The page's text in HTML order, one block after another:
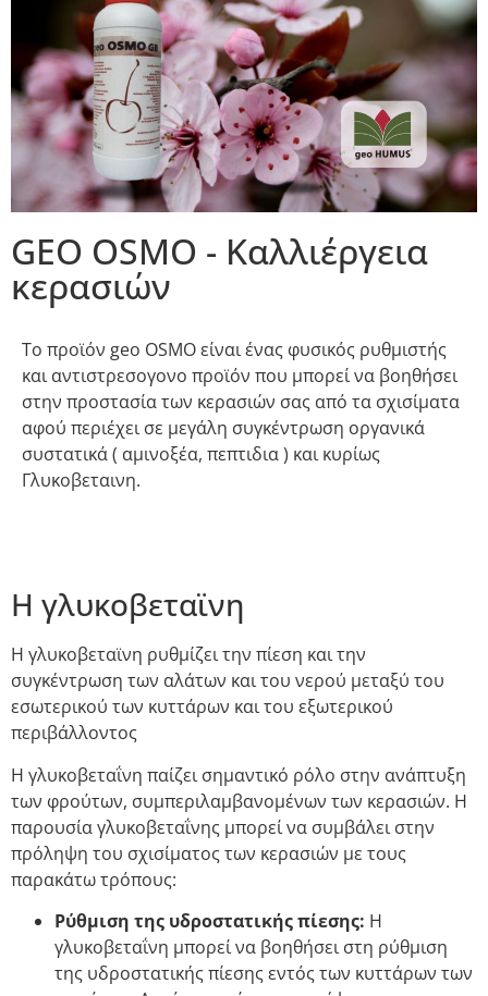
GEO OSMO - Καλλιέργεια
κερασιών
Το προϊόν geo OSMO είναι ένας φυσικός ρυθμιστής
και αντιστρεσογονο προϊόν που μπορεί να βοηθήσει
στην προστασία των κερασιών σας από τα σχισίματα
αφού περιέχει σε μεγάλη συγκέντρωση οργανικά
συστατικά ( αμινοξέα, πεπτιδια ) και κυρίως
Γλυκοβεταινη.
Η γλυκοβεταϊνη
Η γλυκοβεταϊνη ρυθμίζει την πίεση και την
συγκέντρωση των αλάτων και του νερού μεταξύ του
εσωτερικού των κυττάρων και του εξωτερικού
περιβάλλοντος
Η γλυκοβεταΐνη παίζει σημαντικό ρόλο στην ανάπτυξη
των φρούτων, συμπεριλαμβανομένων των κερασιών. Η
παρουσία γλυκοβεταΐνης μπορεί να συμβάλει στην
πρόληψη του σχισίματος των κερασιών με τους
παρακάτω τρόπους:
Ρύθμιση της υδροστατικής πίεσης: Η
γλυκοβεταΐνη μπορεί να βοηθήσει στη ρύθμιση
της υδροστατικής πίεσης εντός των κυττάρων των